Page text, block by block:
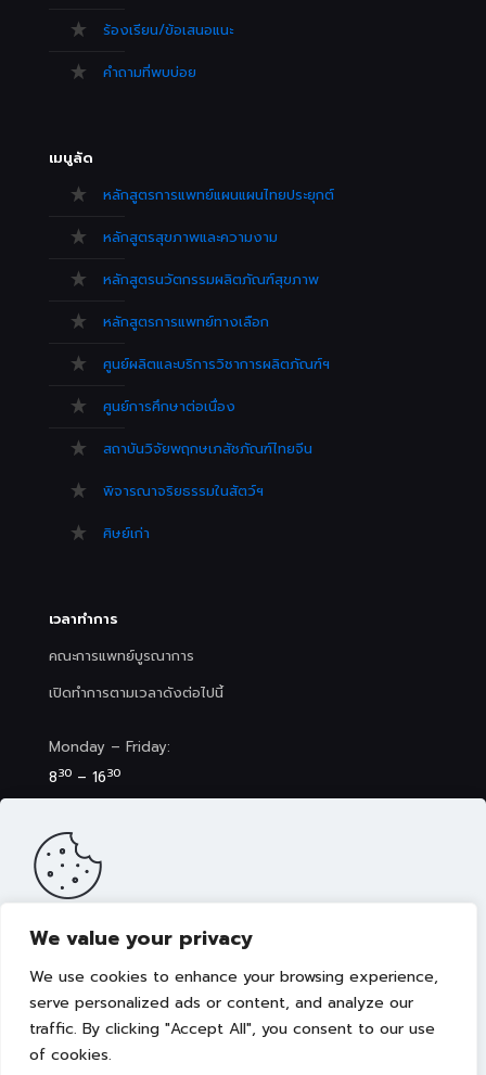
We value your privacy
We use cookies to enhance your browsing experience,
serve personalized ads or content, and analyze our
traffic. By clicking "Accept All", you consent to our use
of cookies.
ร้องเรียน/ข้อเสนอแนะ
คำถามที่พบบ่อย
เมนูลัด
หลักสูตรการแพทย์แผนแผนไทยประยุกต์
หลักสูตรสุขภาพและความงาม
หลักสูตรนวัตกรรมผลิตภัณฑ์สุขภาพ
หลักสูตรการแพทย์ทางเลือก
ศูนย์ผลิตและบริการวิชาการผลิตภัณฑ์ฯ
ศูนย์การศึกษาต่อเนื่อง
สถาบันวิจัยพฤกษเภสัชภัณฑ์ไทยจีน
พิจารณาจริยธรรมในสัตว์ฯ
ศิษย์เก่า
เวลาทำการ
คณะการแพทย์บูรณาการ
เปิดทำการตามเวลาดังต่อไปนี้
Monday – Friday:
830 – 1630
8 30– 17
Copyright © 2022 คณะการแพทย์บูรณาการ มหาวิทยาลัย
เว็บไซต์นี้มีการจัดเก็บคุกกี้เพื่อมอบประสบการณ์การใช้งานเว็บไซต์ของ
ขาย เลือกเนื้อหาที่เหมาะสมให้กับคุณอย่างเป็นส่วนตัว ท่านสามารถศึกษา
นโยบายการใช้คุกกี้ (Cookies Policy)ได้ที่ลิงค์นี้ การใช้งานเว็บไซต์นี้
เป็นการยอมรับข้อกำหนดและยินยอมให้เราจัดเก็บคุ้กกี้ตามนโยบายที่แจ้ง
ในเบื้องต้น